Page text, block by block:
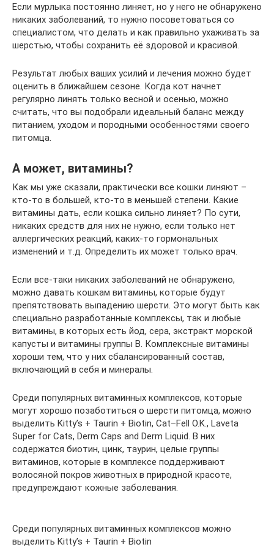
Если мурлыка постоянно линяет, но у него не обнаружено
никаких заболеваний, то нужно посоветоваться со
специалистом, что делать и как правильно ухаживать за
шерстью, чтобы сохранить её здоровой и красивой.
Результат любых ваших усилий и лечения можно будет
оценить в ближайшем сезоне. Когда кот начнет
регулярно линять только весной и осенью, можно
считать, что вы подобрали идеальный баланс между
питанием, уходом и породными особенностями своего
питомца.
А может, витамины?
Как мы уже сказали, практически все кошки линяют –
кто-то в большей, кто-то в меньшей степени. Какие
витамины дать, если кошка сильно линяет? По сути,
никаких средств для них не нужно, если только нет
аллергических реакций, каких-то гормональных
изменений и т.д. Определить их может только врач.
Если все-таки никаких заболеваний не обнаружено,
можно давать кошкам витамины, которые будут
препятствовать выпадению шерсти. Это могут быть как
специально разработанные комплексы, так и любые
витамины, в которых есть йод, сера, экстракт морской
капусты и витамины группы B. Комплексные витамины
хороши тем, что у них сбалансированный состав,
включающий в себя и минералы.
Среди популярных витаминных комплексов, которые
могут хорошо позаботиться о шерсти питомца, можно
выделить Kitty’s + Taurin + Biotin, Cat–Fell O.K., Laveta
Super for Cats, Derm Caps and Derm Liquid. В них
содержатся биотин, цинк, таурин, целые группы
витаминов, которые в комплексе поддерживают
волосяной покров животных в природной красоте,
предупреждают кожные заболевания.
Среди популярных витаминных комплексов можно
выделить Kitty’s + Taurin + Biotin